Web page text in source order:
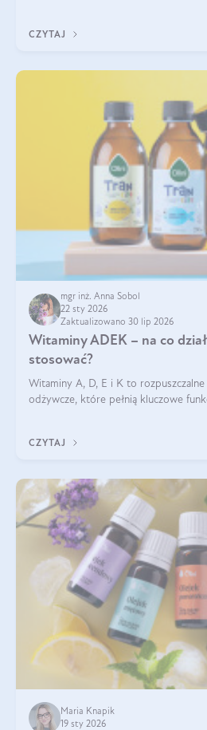
robić?
CZYTAJ
mgr inż. Anna Sobol
22 sty 2026
Zaktualizowano 30 lip 2026
Witaminy ADEK – na co
stosować?
Witaminy A, D, E i K to rozpuszczalne
odżywcze, które pełnią kluczowe
CZYTAJ
Maria Knapik
19 sty 2026